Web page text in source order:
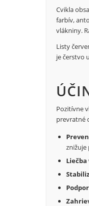
Cvikla
farbív,
vlákniny.
Listy
je čerstvo
Pozitívne
prevratné